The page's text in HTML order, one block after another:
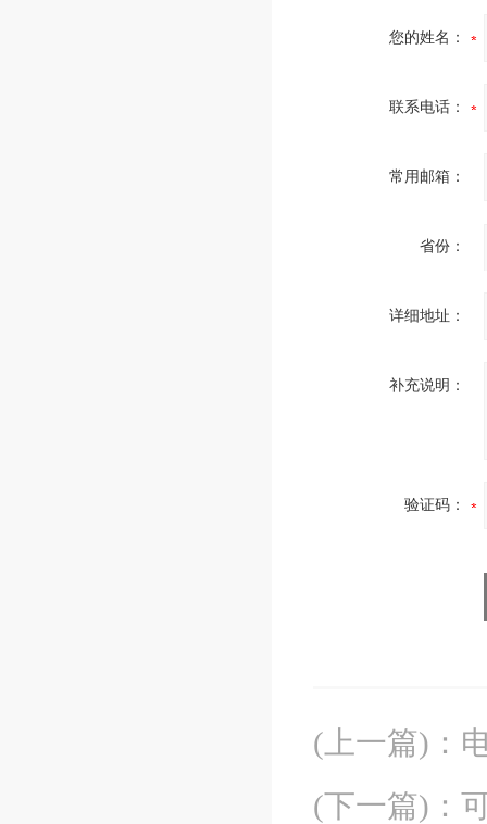
您的姓名：
联系电话：
常用邮箱：
省份：
详细地址：
补充说明：
验证码：
(上一篇) ：
(下一篇) ：